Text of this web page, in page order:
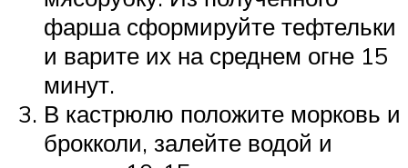
фарша сформируйте тефтельки
и варите их на среднем огне 15
минут.
В кастрюлю положите морковь и
брокколи, залейте водой и